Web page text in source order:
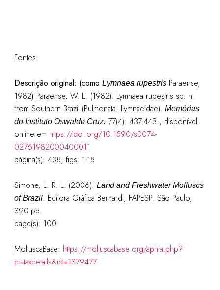
Fontes:
Descrição original: (como Lymnaea rupestrisParaense,
1982) Paraense, W. L. (1982). Lymnaea rupestris sp. n.
from Southern Brazil (Pulmonata: Lymnaeidae). Memórias
do Instituto Oswaldo Cruz. 77(4): 437-443., disponível
online em https://doi.org/10.1590/s0074-
02761982000400011
página(s): 438, figs. 1-18
Simone, L. R. L. (2006). Land and Freshwater Molluscs
of Brazil. Editora Gráfica Bernardi, FAPESP. São Paulo,
390 pp.
page(s): 100
MolluscaBase: https://molluscabase.org/aphia.php?
p=taxdetails&id=1379477